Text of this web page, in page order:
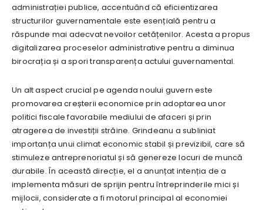
administrației publice, accentuând că eficientizarea
structurilor guvernamentale este esențială pentru a
răspunde mai adecvat nevoilor cetățenilor. Acesta a propus
digitalizarea proceselor administrative pentru a diminua
birocrația și a spori transparența actului guvernamental.
Un alt aspect crucial pe agenda noului guvern este
promovarea creșterii economice prin adoptarea unor
politici fiscale favorabile mediului de afaceri și prin
atragerea de investiții străine. Grindeanu a subliniat
importanța unui climat economic stabil și previzibil, care să
stimuleze antreprenoriatul și să genereze locuri de muncă
durabile. În această direcție, el a anunțat intenția de a
implementa măsuri de sprijin pentru întreprinderile mici și
mijlocii, considerate a fi motorul principal al economiei